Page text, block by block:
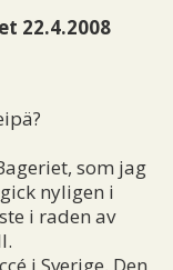
22.4.2008
som jag
nyligen i
i raden av
i Sverige, Den